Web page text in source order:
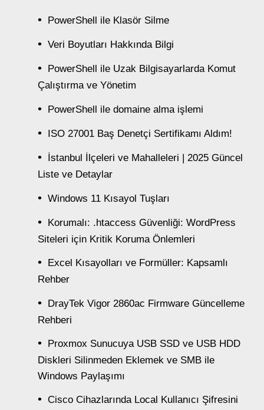
PowerShell ile Klasör Silme
Veri Boyutları Hakkında Bilgi
PowerShell ile Uzak Bilgisayarlarda Komut
Çalıştırma ve Yönetim
PowerShell ile domaine alma işlemi
ISO 27001 Baş Denetçi Sertifikamı Aldım!
İstanbul İlçeleri ve Mahalleleri | 2025 Güncel
Liste ve Detaylar
Windows 11 Kısayol Tuşları
Korumalı: .htaccess Güvenliği: WordPress
Siteleri için Kritik Koruma Önlemleri
Excel Kısayolları ve Formüller: Kapsamlı
Rehber
DrayTek Vigor 2860ac Firmware Güncelleme
Rehberi
Proxmox Sunucuya USB SSD ve USB HDD
Diskleri Silinmeden Eklemek ve SMB ile
Windows Paylaşımı
Cisco Cihazlarında Local Kullanıcı Şifresini